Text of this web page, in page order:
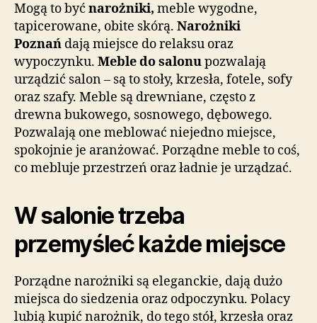
Mogą to być narożniki, meble wygodne,
tapicerowane, obite skórą. Narożniki
Poznań dają miejsce do relaksu oraz
wypoczynku. Meble do salonupozwalają
urządzić salon – są to stoły, krzesła, fotele, sofy
oraz szafy. Meble są drewniane, często z
drewna bukowego, sosnowego, dębowego.
Pozwalają one meblować niejedno miejsce,
spokojnie je aranżować. Porządne meble to coś,
co mebluje przestrzeń oraz ładnie je urządzać.
W salonie trzeba
przemyśleć każde miejsce
Porządne narożniki są eleganckie, dają dużo
miejsca do siedzenia oraz odpoczynku. Polacy
lubią kupić narożnik, do tego stół, krzesła oraz